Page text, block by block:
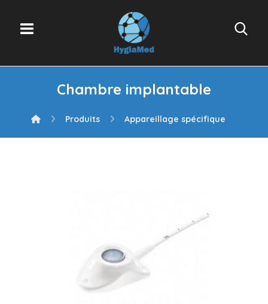
Chambre implantable
Produits Appareillage spécifique